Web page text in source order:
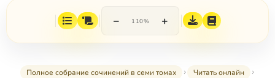
− 110% +
Полное собрание сочинений в семи томах
Читать онлайн